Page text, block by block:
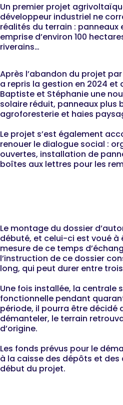
Un premier projet
développeur industriel ne
réalités du terrain : panneaux
emprise d’environ 100
riverains…
Après l’abandon du projet par
a repris la gestion en 2024 et
Baptiste et Stéphanie une
solaire réduit, panneaux plus
agroforesterie et haies
Le projet s’est également
renouer le dialogue social :
ouvertes, installation de
boîtes aux lettres pour les
Le montage du dossier
débuté, et celui-ci est voué à
mesure de ce temps
l’instruction de ce dossier
long, qui peut durer entre
Une fois installée, la centrale
fonctionnelle pendant
période, il pourra être décidé
démanteler, le terrain
d’origine.
Les fonds prévus pour le
à la caisse des dépôts et
début du projet.